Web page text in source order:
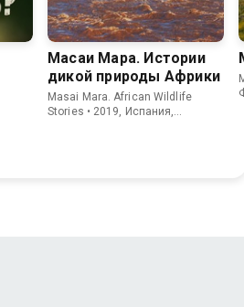
Масаи Мара. Истории
дикой природы Африки
Masai Mara. African Wildlife
Stories • 2019, Испания,